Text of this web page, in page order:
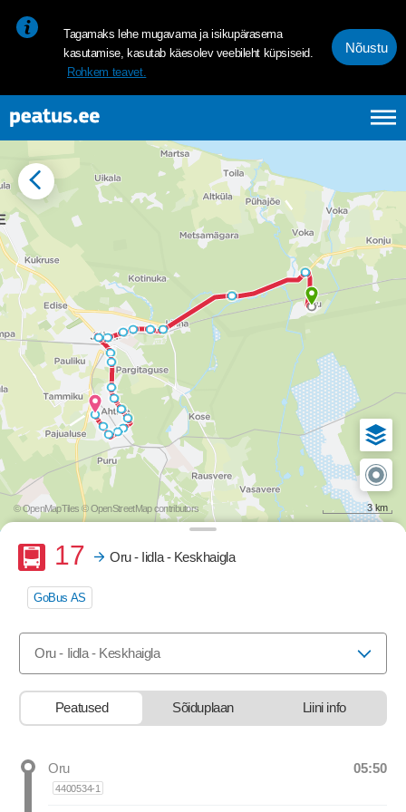
Tagamaks lehe mugavama ja isikupärasema
kasutamise, kasutab käesolev veebileht küpsiseid.
Rohkem teavet.
Nõustu
© OpenMapTiles © OpenStreetMap contributors 3 km
Buss
17 Oru - Iidla - Keskhaigla
GoBus AS
Oru - Iidla - Keskhaigla
Peatused Sõiduplaan Liini info
Oru Departure
05:50
4400534-1